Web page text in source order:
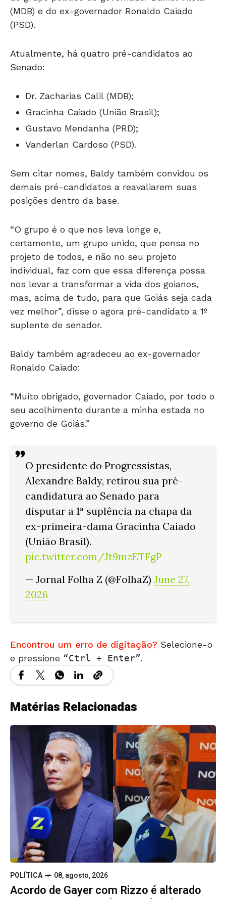
(MDB) e do ex-governador Ronaldo Caiado
(PSD).
Atualmente, há quatro pré-candidatos ao
Senado:
Dr. Zacharias Calil (MDB);
Gracinha Caiado (União Brasil);
Gustavo Mendanha (PRD);
Vanderlan Cardoso (PSD).
Sem citar nomes, Baldy também convidou os
demais pré-candidatos a reavaliarem suas
posições dentro da base.
“O grupo é o que nos leva longe e,
certamente, um grupo unido, que pensa no
projeto de todos, e não no seu projeto
individual, faz com que essa diferença possa
nos levar a transformar a vida dos goianos,
mas, acima de tudo, para que Goiás seja cada
vez melhor”, disse o agora pré-candidato a 1º
suplente de senador.
Baldy também agradeceu ao ex-governador
Ronaldo Caiado:
“Muito obrigado, governador Caiado, por todo o
seu acolhimento durante a minha estada no
governo de Goiás.”
O presidente do Progressistas,
Alexandre Baldy, retirou sua pré-
candidatura ao Senado para
disputar a 1ª suplência na chapa da
ex-primeira-dama Gracinha Caiado
(União Brasil).
pic.twitter.com/Jt9mzETFgP
— Jornal Folha Z (@FolhaZ) June 27,
2026
Encontrou um erro de digitação? Selecione-o
e pressione
Ctrl + Enter .
Matérias Relacionadas
POLÍTICA 08, agosto, 2026
Acordo de Gayer com Rizzo é alterado